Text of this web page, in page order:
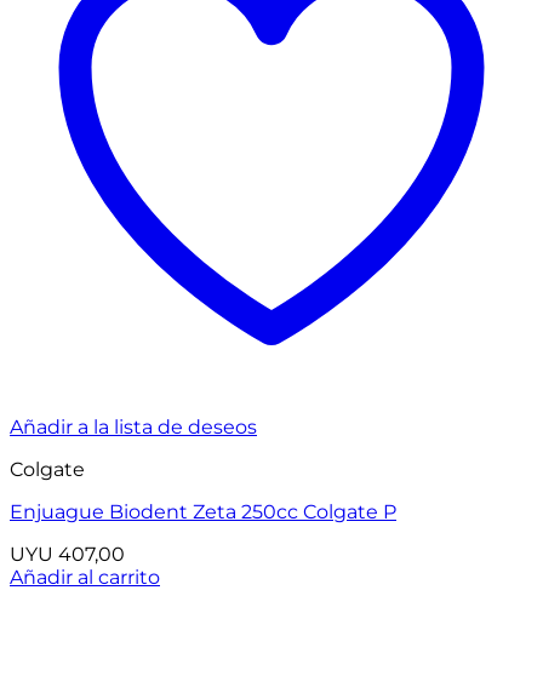
Añadir a la lista de deseos
Colgate
Enjuague Biodent Zeta 250cc Colgate P
UYU 407,00
Añadir al carrito